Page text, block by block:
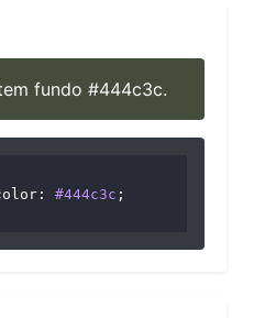
fundo #444c3c.
: #444c3c ;